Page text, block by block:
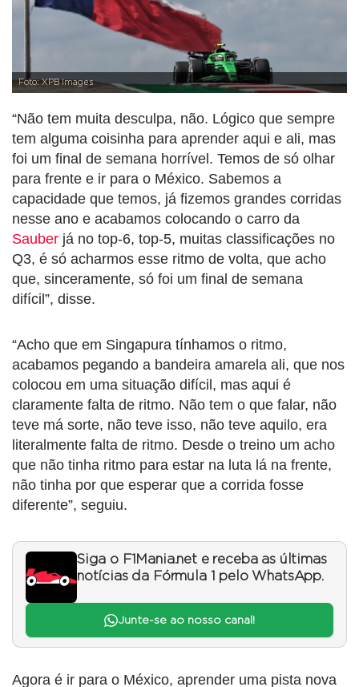
Foto: XPB Images
“Não tem muita desculpa, não. Lógico que sempre
tem alguma coisinha para aprender aqui e ali, mas
foi um final de semana horrível. Temos de só olhar
para frente e ir para o México. Sabemos a
capacidade que temos, já fizemos grandes corridas
nesse ano e acabamos colocando o carro da
Sauber já no top-6, top-5, muitas classificações no
Q3, é só acharmos esse ritmo de volta, que acho
que, sinceramente, só foi um final de semana
difícil”, disse.
“Acho que em Singapura tínhamos o ritmo,
acabamos pegando a bandeira amarela ali, que nos
colocou em uma situação difícil, mas aqui é
claramente falta de ritmo. Não tem o que falar, não
teve má sorte, não teve isso, não teve aquilo, era
literalmente falta de ritmo. Desde o treino um acho
que não tinha ritmo para estar na luta lá na frente,
não tinha por que esperar que a corrida fosse
diferente”, seguiu.
Siga o F1Mania.net e receba as últimas
notícias da Fórmula 1 pelo WhatsApp.
Junte-se ao nosso canal!
Agora é ir para o México, aprender uma pista nova